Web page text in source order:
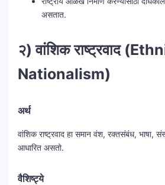
असतात.
२) वांशिक राष्ट्रवाद
Nationalism)
अर्थ
वांशिक राष्ट्रवाद हा समान वंश, रक्तसंबंध, भाषा,
आधारित असतो.
वैशिष्ट्ये